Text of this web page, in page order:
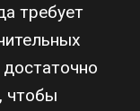
требует
чтобы